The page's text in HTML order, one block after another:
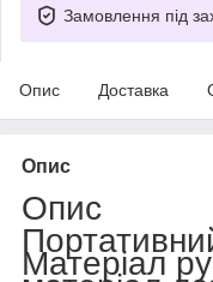
Замовлення під
Опис Доставка
Опис
Опис
Матеріал